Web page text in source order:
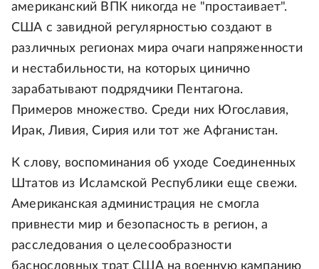
американский ВПК никогда не "простаивает".
США с завидной регулярностью создают в
различных регионах мира очаги напряженности
и нестабильности, на которых цинично
зарабатывают подрядчики Пентагона.
Примеров множество. Среди них Югославия,
Ирак, Ливия, Сирия или тот же Афганистан.
К слову, воспоминания об уходе Соединенных
Штатов из Исламской Республики еще свежи.
Американская администрация не смогла
привнести мир и безопасность в регион, а
расследования о целесообразности
баснословных трат США на военную кампанию